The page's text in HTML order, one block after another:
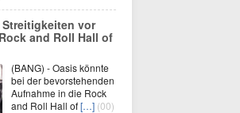
vor
and Roll Hall of
(BANG) - Oasis könnte
bei der bevorstehenden
Aufnahme in die Rock
and Roll Hall of[…] (00)